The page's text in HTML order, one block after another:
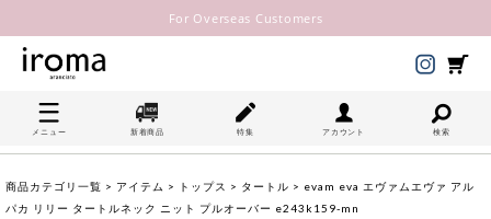
For Overseas Customers
メニュー 新着商品 特集 アカウント 検索
商品カテゴリ一覧 > アイテム > トップス > タートル > evam eva エヴァムエヴァ アル
パカ リリー タートルネック ニット プルオーバー e243k159-mn